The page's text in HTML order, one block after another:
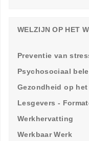
WELZIJN OP HET
Preventie van
Psychosociaal
Gezondheid op het
Lesgevers -
Werkhervatting
Werkbaar Werk